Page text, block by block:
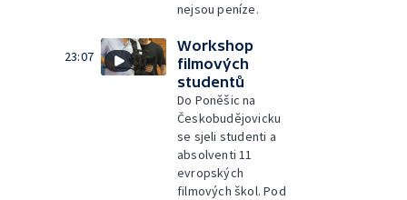
nejsou peníze.
23:07
Workshop
filmových
studentů
Do Poněšic na
Českobudějovicku
se sjeli studenti a
absolventi 11
evropských
filmových škol. Pod